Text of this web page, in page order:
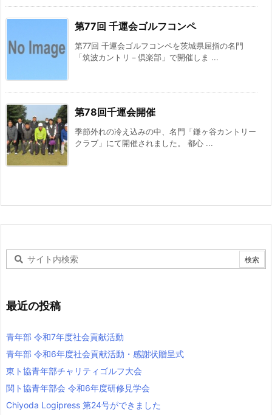
第77回 千運会ゴルフコンペ
第77回 千運会ゴルフコンペを茨城県屈指の名門
「筑波カントリ－倶楽部」で開催しま ...
第78回千運会開催
季節外れの冷え込みの中、名門「鎌ヶ谷カントリー
クラブ」にて開催されました。 都心 ...
最近の投稿
青年部 令和7年度社会貢献活動
青年部 令和6年度社会貢献活動・感謝状贈呈式
東ト協青年部チャリティゴルフ大会
関ト協青年部会 令和6年度研修見学会
Chiyoda Logipress 第24号ができました